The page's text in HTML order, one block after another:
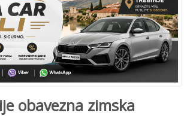
obavezna zimska